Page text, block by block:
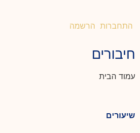
התחברות הרשמה
חיבורים
עמוד הבית
שיעורים